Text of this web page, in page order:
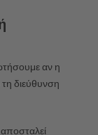
αν η
διεύθυνση